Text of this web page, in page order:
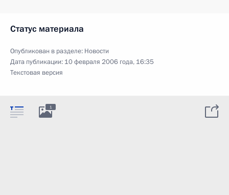
Статус материала
Опубликован в разделе: Новости
Дата публикации: 10 февраля 2006 года, 16:35
Текстовая версия
1